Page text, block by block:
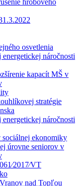
hrobového
osvetlenia
náročnosti
kapacít MŠ v
stratégie
náročnosti
sociálnej ekonomiky
úrovne seniorov v
nad Topľou